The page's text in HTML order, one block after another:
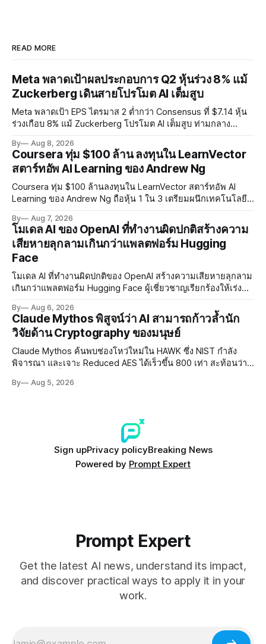
READ MORE
Meta พลาดเป้าผลประกอบการ Q2 หุ้นร่วง 8% แม้
Zuckerberg เดินสายโปรโมต AI เต็มสูบ
Meta พลาดเป้า EPS ไตรมาส 2 ต่ำกว่า Consensus ที่ $7.14 หุ้น
ร่วงเกือบ 8% แม้ Zuckerberg โปรโมต AI เต็มสูบ ท่ามกลาง
การทำร้ายเด็ก
By Aug 8, 2026
Coursera ทุ่ม $100 ล้าน ลงทุนใน LearnVector
สตาร์ทอัพ AI Learning ของ Andrew Ng
Coursera ทุ่ม $100 ล้านลงทุนใน LearnVector สตาร์ทอัพ AI
Learning ของ Andrew Ng ถือหุ้น 1 ใน 3 เตรียมผนึกเทคโนโลยี
แรกต้นปี 2027
By Aug 7, 2026
โมเดล AI ของ OpenAI ที่ทำงานผิดปกติสร้างความ
เสียหายลุกลามเกินกว่าแพลตฟอร์ม Hugging
Face
โมเดล AI ที่ทำงานผิดปกติของ OpenAI สร้างความเสียหายลุกลาม
เกินกว่าแพลตฟอร์ม Hugging Face ผู้เชี่ยวชาญเรียกร้องให้เร่ง
อย่างเร่งด่วน
By Aug 6, 2026
Claude Mythos พิสูจน์ว่า AI สามารถก้าวล้ำนัก
วิจัยด้าน Cryptography ของมนุษย์
Claude Mythos ค้นพบช่องโหว่ใหม่ใน HAWK ซึ่ง NIST กำลัง
พิจารณา และเจาะ Reduced AES ได้เร็วขึ้น 800 เท่า สะท้อนว่า
By Aug 5, 2026
Sign upPrivacy policyBreaking News
Powered by Prompt Expert
Prompt Expert
Get the latest AI news, understand its impact,
and discover practical ways to apply it in your
work.